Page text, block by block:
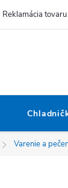
Reklamácia tovaru
Varenie a